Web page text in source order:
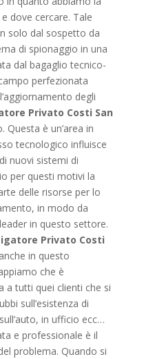
dove cercare. Tale
solo dal sospetto da
di spionaggio in una
dal bagaglio tecnico-
perfezionata
degli
Privato Costi San
Questa è un’area in
tecnologico influisce
nuovi sistemi di
per questi motivi la
delle risorse per lo
in modo da
in questo settore.
Privato Costi
in questo
che è
a tutti quei clienti che si
sull’esistenza di
in ufficio ecc…
e professionale è il
problema. Quando si